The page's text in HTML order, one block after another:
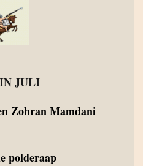
JULI
Zohran Mamdani
polderaap